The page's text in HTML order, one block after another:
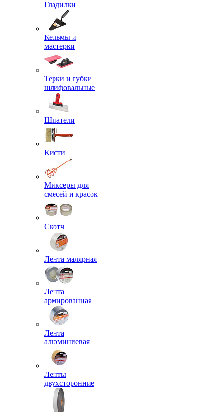
Гладилки
Кельмы и
мастерки
Терки и губки
шлифовальные
Шпатели
Кисти
Миксеры для
смесей и красок
Скотч
Лента малярная
Лента
армированная
Лента
алюминиевая
Ленты
двухсторонние